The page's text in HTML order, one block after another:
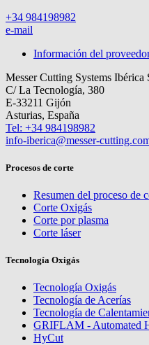
+34 984198982
e-mail
Información del
Messer Cutting Systems Ibérica
C/ La Tecnología, 380
E-33211 Gijón
Asturias, España
Tel: +34 984198982
info-iberica@messer-
Procesos de corte
Resumen del proceso de
Corte Oxigás
Corte por plasma
Corte láser
Tecnología Oxigás
Tecnología Oxigás
Tecnología de Acerías
Tecnología de
GRIFLAM - Automated
HyCut